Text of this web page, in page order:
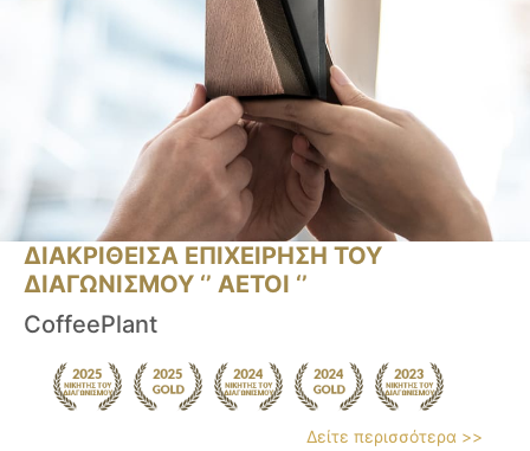
ΔΙΑΚΡΙΘΕΙΣΑ ΕΠΙΧΕΙΡΗΣΗ ΤΟΥ
ΔΙΑΓΩΝΙΣΜΟΥ ‘’ ΑΕΤΟΙ ‘’
CoffeePlant
Δείτε περισσότερα >>